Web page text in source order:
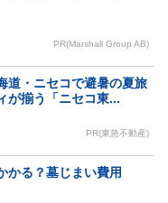
PR(Marshall Group AB)
道・ニセコで避暑の夏旅
が揃う「ニセコ東...
PR(東急不動産)
かる？墓じまい費用